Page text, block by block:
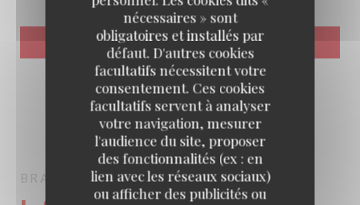
nécessaires » sont
obligatoires et installés par
défaut. D'autres cookies
facultatifs nécessitent votre
consentement. Ces cookies
facultatifs servent à analyser
votre navigation, mesurer
l'audience du site, proposer
des fonctionnalités (ex : en
lien avec les réseaux sociaux)
ou afficher des publicités ou
BRASSERIE LIPPBRASSERIEPARIS